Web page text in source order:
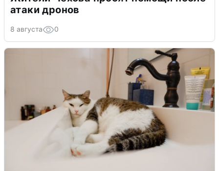
атаки дронов
8 августа 0